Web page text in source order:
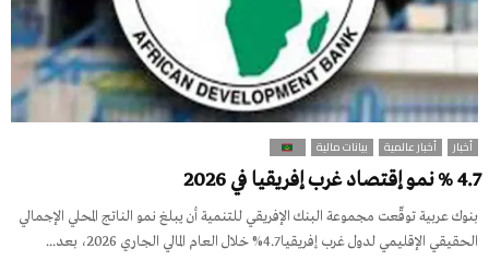
أخبار أخبار عالمية بيانات مالية
4.7 % نمو إقتصاد غرب إفريقيا في 2026
بنوك عربية توقّعت مجموعة البنك الإفريقي للتنمية أن يبلغ نمو الناتج المحلي الإجمالي
الحقيقي الإقليمي لدول غرب إفريقيا 4.7% خلال العام المالي الجاري 2026، بعد...